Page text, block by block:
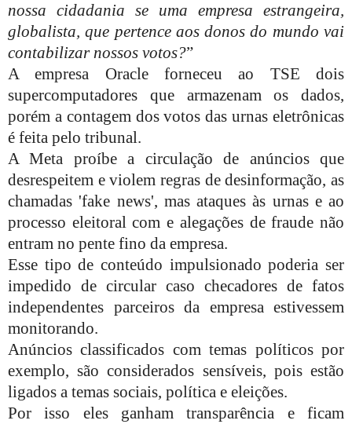
nossa cidadania se uma empresa estrangeira,
globalista, que pertence aos donos do mundo vai
contabilizar nossos votos?”
A empresa Oracle forneceu ao TSE dois
supercomputadores que armazenam os dados,
porém a contagem dos votos das urnas eletrônicas
é feita pelo tribunal.
A Meta proíbe a circulação de anúncios que
desrespeitem e violem regras de desinformação, as
chamadas 'fake news', mas ataques às urnas e ao
processo eleitoral com e alegações de fraude não
entram no pente fino da empresa.
Esse tipo de conteúdo impulsionado poderia ser
impedido de circular caso checadores de fatos
independentes parceiros da empresa estivessem
monitorando.
Anúncios classificados com temas políticos por
exemplo, são considerados sensíveis, pois estão
ligados a temas sociais, política e eleições.
Por isso eles ganham transparência e ficam